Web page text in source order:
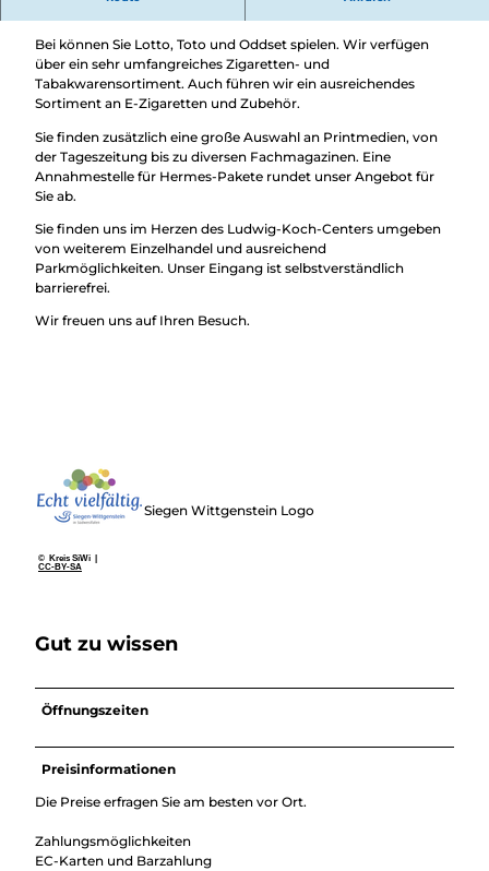
Camping &
Wohnmobil
Trekkingplätze
Nachhaltig
bei uns
unterwegs
Bei können Sie Lotto, Toto und Oddset spielen. Wir verfügen
über ein sehr umfangreiches Zigaretten- und
Tabakwarensortiment. Auch führen wir ein ausreichendes
Sortiment an E-Zigaretten und Zubehör.
Sie finden zusätzlich eine große Auswahl an Printmedien, von
der Tageszeitung bis zu diversen Fachmagazinen. Eine
Annahmestelle für Hermes-Pakete rundet unser Angebot für
Sie ab.
Sie finden uns im Herzen des Ludwig-Koch-Centers umgeben
von weiterem Einzelhandel und ausreichend
Parkmöglichkeiten. Unser Eingang ist selbstverständlich
barrierefrei.
Wir freuen uns auf Ihren Besuch.
© Kreis SiWi |
CC-BY-SA
Siegen Wittgenstein Logo
Gut zu wissen
Öffnungszeiten
Preisinformationen
Die Preise erfragen Sie am besten vor Ort.
Zahlungsmöglichkeiten
EC-Karten und Barzahlung